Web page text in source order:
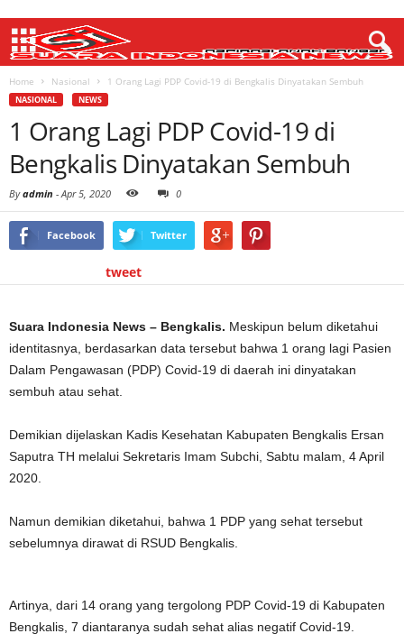
Home Nasional 1 Orang Lagi PDP Covid-19 di Bengkalis Dinyatakan Sembuh
NASIONAL NEWS
1 Orang Lagi PDP Covid-19 di
Bengkalis Dinyatakan Sembuh
Byadmin - Apr 5, 2020 0
Facebook Twitter
tweet
Suara Indonesia News – Bengkalis. Meskipun belum diketahui
identitasnya, berdasarkan data tersebut bahwa 1 orang lagi Pasien
Dalam Pengawasan (PDP) Covid-19 di daerah ini dinyatakan
sembuh atau sehat.
Demikian dijelaskan Kadis Kesehatan Kabupaten Bengkalis Ersan
Saputra TH melalui Sekretaris Imam Subchi, Sabtu malam, 4 April
2020.
Namun demikian diketahui, bahwa 1 PDP yang sehat tersebut
sebelumnya dirawat di RSUD Bengkalis.
Artinya, dari 14 orang yang tergolong PDP Covid-19 di Kabupaten
Bengkalis, 7 diantaranya sudah sehat alias negatif Covid-19.